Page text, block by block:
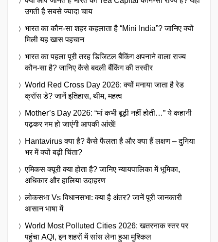
उगती है सबसे ज्यादा चाय
भारत का कौन-सा शहर कहलाता है “Mini India”? जानिए क्यों
मिली यह खास पहचान
भारत का पहला पूरी तरह डिजिटल बैंकिंग अपनाने वाला राज्य
कौन-सा है? जानिए कैसे बदली बैंकिंग की तस्वीर
World Red Cross Day 2026: क्यों मनाया जाता है रेड
क्रॉस डे? जानें इतिहास, थीम, महत्व
Mother’s Day 2026: “मां कभी बूढ़ी नहीं होती…” ये कहानी
पढ़कर नम हो जाएंगी आपकी आंखें!
Hantavirus क्या है? कैसे फैलता है और क्या हैं लक्षण – दुनिया
भर में क्यों बढ़ी चिंता?
एमिकस क्यूरी क्या होता है? जानिए न्यायपालिका में भूमिका,
अधिकार और हालिया उदाहरण
लोकसभा Vs विधानसभा: क्या है अंतर? जानें पूरी जानकारी
आसान भाषा में
World Most Polluted Cities 2026: खतरनाक स्तर पर
पहुंचा AQI, इन शहरों में सांस लेना हुआ मुश्किल